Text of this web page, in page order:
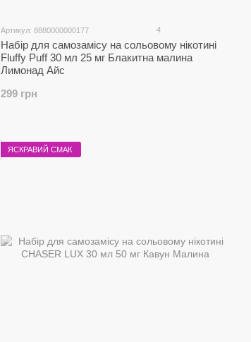
Артикул: 8880000000177 4
Набір для самозамісу на сольовому нікотині
Fluffy Puff 30 мл 25 мг Блакитна малина
Лимонад Айс
299 грн
ЯСКРАВИЙ СМАК